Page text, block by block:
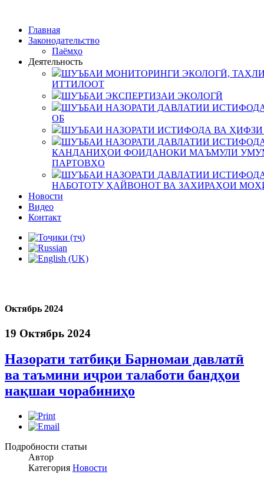
Главная
Законодательство
Паёмҳо
Деятельность
ШУЪБАИ МОНИТОРИНГИ ЭКОЛОГӢ,
ИТТИЛООТ
ШУЪБАИ ЭКСПЕРТИЗАИ ЭКОЛОГӢ
ШУЪБАИ НАЗОРАТИ ДАВЛАТИИ
ОБ
ШУЪБАИ НАЗОРАТИ ИСТИФОДА ВА
ШУЪБАИ НАЗОРАТИ ДАВЛАТИИ
КАНДАНИҲОИ ФОИДАНОКИ МАЪМУЛИ
ПАРТОВҲО
ШУЪБАИ НАЗОРАТИ ДАВЛАТИИ
НАБОТОТУ ҲАЙВОНОТ ВА ЗАХИРАҲОИ
Новости
Видео
Контакт
Октябрь 2024
19 Октябрь 2024
Назорати татбиқи Барномаи давлатӣ
ва таъмини иҷрои талаботи бандҳои
нақшаи чорабиниҳо
Подробности статьи
Автор
Категория Новости